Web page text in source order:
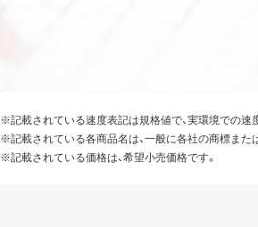
※記載されている速度表記は規格値で、実環境での速
※記載されている各商品名は、一般に各社の商標また
※記載されている価格は、希望小売価格です。